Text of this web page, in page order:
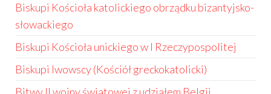
Biskupi Kościoła katolickiego obrządku bizantyjsko-
słowackiego
Biskupi Kościoła unickiego w I Rzeczypospolitej
Biskupi lwowscy (Kościół greckokatolicki)